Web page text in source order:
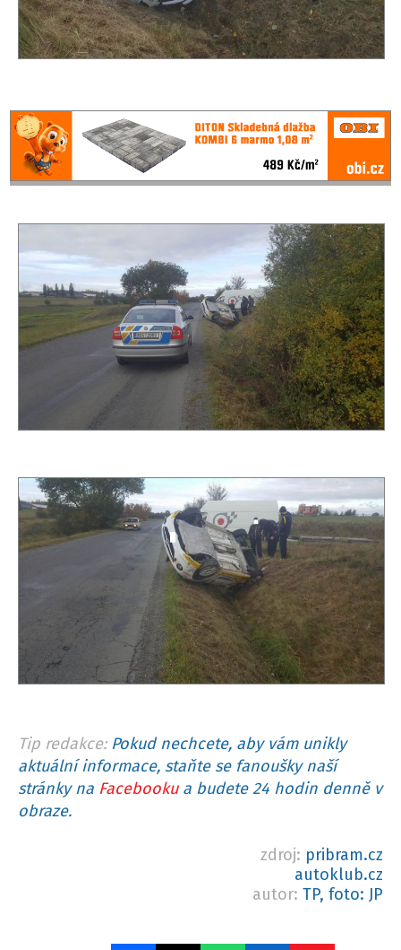
Tip redakce: Pokud nechcete, aby vám unikly
aktuální informace, staňte se fanoušky naší
stránky na Facebookua budete 24 hodin denně v
obraze.
zdroj: pribram.cz
autoklub.cz
autor: TP, foto: JP